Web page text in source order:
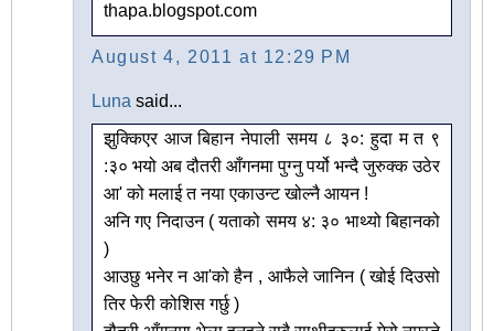
thapa.blogspot.com
August 4, 2011 at 12:29 PM
Luna said...
झुक्किएर आज बिहान नेपाली समय ८ ३०: हुदा म त ९
:३० भयो अब दौतरी आँगनमा पुग्नु पर्यो भन्दै जुरुक्क उठेर
आ' को मलाई त नया एकाउन्ट खोल्नै आयन !
अनि गए निदाउन ( यताको समय ४: ३० भाथ्यो बिहानको
)
आउछु भनेर न आ'को हैन , आफैले जानिन ( खोई दिउसो
तिर फेरी कोशिस गर्छु )